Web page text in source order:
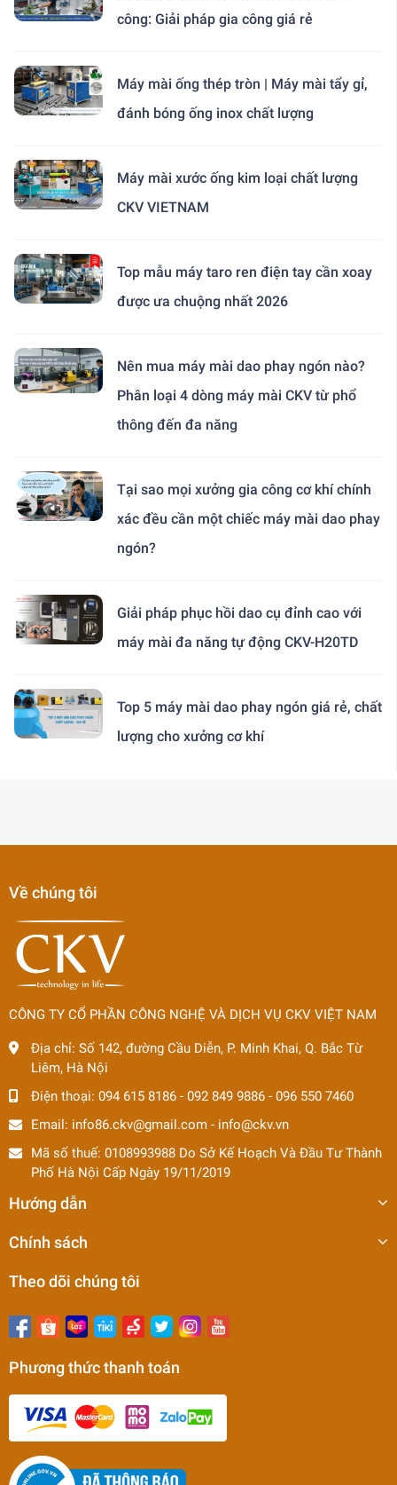
công: Giải pháp gia công giá rẻ
Máy mài ống thép tròn | Máy mài tẩy gỉ,
đánh bóng ống inox chất lượng
Máy mài xước ống kim loại chất lượng
CKV VIETNAM
Top mẫu máy taro ren điện tay cần xoay
được ưa chuộng nhất 2026
Nên mua máy mài dao phay ngón nào?
Phân loại 4 dòng máy mài CKV từ phổ
thông đến đa năng
Tại sao mọi xưởng gia công cơ khí chính
xác đều cần một chiếc máy mài dao phay
ngón?
Giải pháp phục hồi dao cụ đỉnh cao với
máy mài đa năng tự động CKV-H20TD
Top 5 máy mài dao phay ngón giá rẻ, chất
lượng cho xưởng cơ khí
Về chúng tôi
CÔNG TY CỔ PHẦN CÔNG NGHỆ VÀ DỊCH VỤ CKV VIỆT NAM
Địa chỉ: Số 142, đường Cầu Diễn, P. Minh Khai, Q. Bắc Từ
Liêm, Hà Nội
Điện thoại: 094 615 8186 - 092 849 9886 - 096 550 7460
Email: info86.ckv@gmail.com - info@ckv.vn
Mã số thuế: 0108993988 Do Sở Kế Hoạch Và Đầu Tư Thành
Phố Hà Nội Cấp Ngày 19/11/2019
Hướng dẫn
Chính sách
Theo dõi chúng tôi
Phương thức thanh toán